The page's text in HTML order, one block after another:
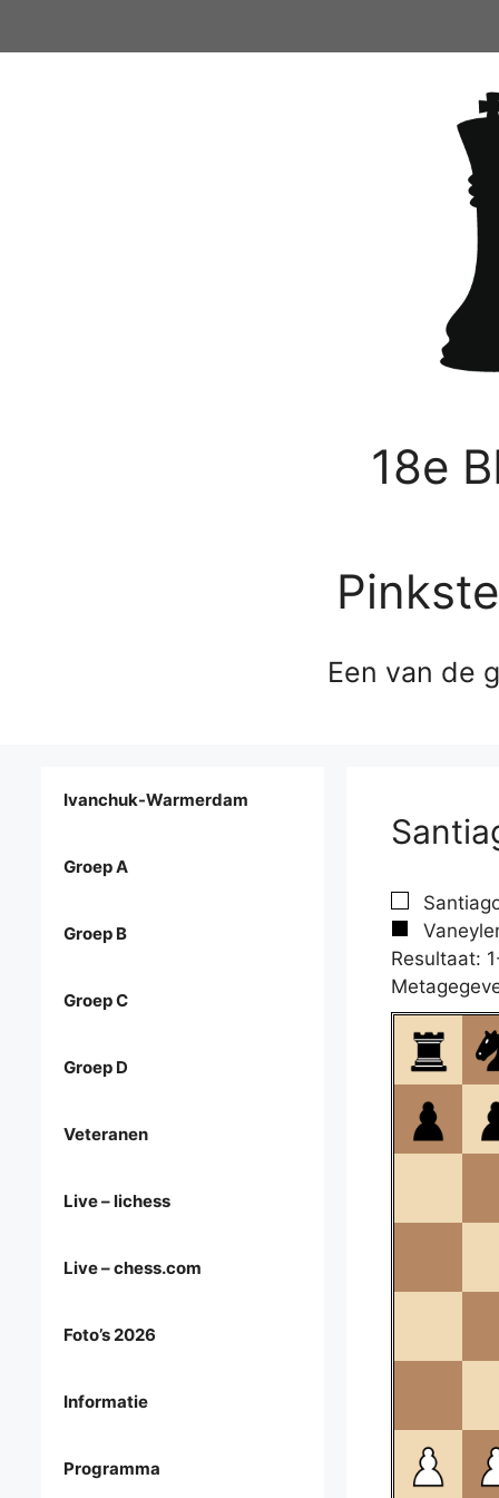
18e
Een van de
Resultaat:
Ivanchuk-Warmerdam
Groep A
Groep B
Groep C
Groep D
Veteranen
Live – lichess
Live – chess.com
Foto’s 2026
Informatie
Programma